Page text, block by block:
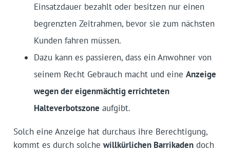
Einsatzdauer bezahlt oder besitzen nur einen
begrenzten Zeitrahmen, bevor sie zum nächsten
Kunden fahren müssen.
Dazu kann es passieren, dass ein Anwohner von
seinem Recht Gebrauch macht und eine Anzeige
wegen der eigenmächtig errichteten
Halteverbotszone aufgibt.
Solch eine Anzeige hat durchaus ihre Berechtigung,
kommt es durch solche willkürlichen Barrikadendoch